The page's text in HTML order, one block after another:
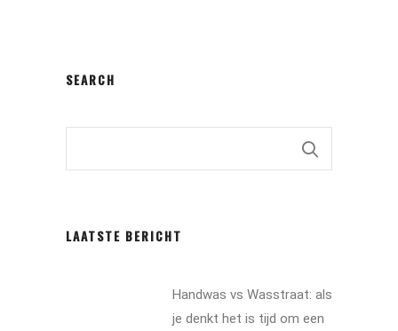
SEARCH
LAATSTE BERICHT
Handwas vs Wasstraat: als
je denkt het is tijd om een ​​